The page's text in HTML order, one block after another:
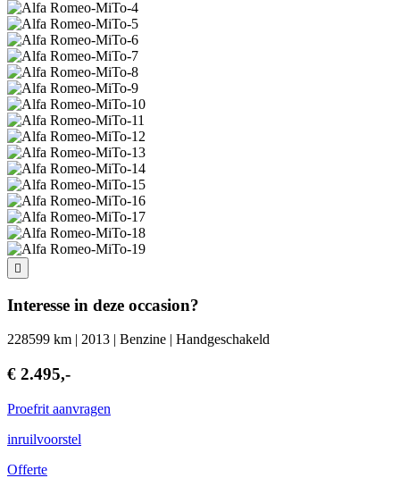
Interesse in deze occasion?
228599 km | 2013 | Benzine | Handgeschakeld
€ 2.495,-
Proefrit aanvragen
inruilvoorstel
Offerte